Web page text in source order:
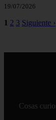
19/07/2026
1 2 3 Siguiente ›
Cosas